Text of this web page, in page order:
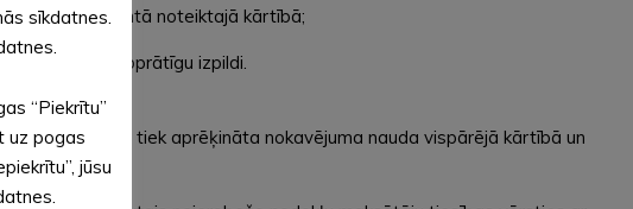
”24.pantā noteiktajā kārtībā;
maksājumu labprātīgu izpildi.
periodu tiek aprēķināta nokavējuma nauda vispārējā kārtībā un
sīkdatnes.
“Piekrītu”
uz pogas
jūsu